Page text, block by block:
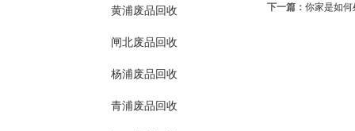
黄浦废品回收
闸北废品回收
杨浦废品回收
青浦废品回收
下一篇： 你家是如